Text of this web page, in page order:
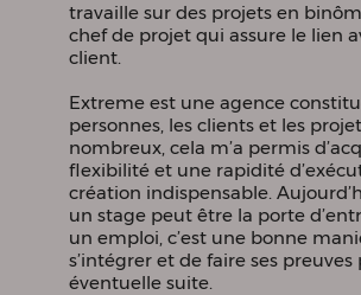
travaille sur des projets en
chef de projet qui assure le lien
client.
Extreme est une agence
personnes, les clients et les
nombreux, cela m’a permis
flexibilité et une rapidité
création indispensable.
un stage peut être la porte
un emploi, c’est une bonne
s’intégrer et de faire ses
éventuelle suite.